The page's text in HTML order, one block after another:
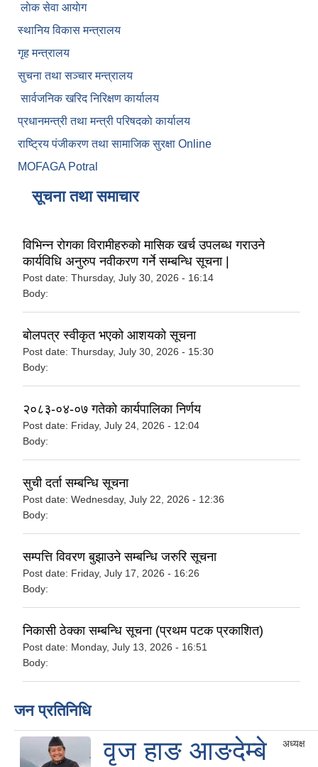
लाेक सेवा आयाेग
स्थानिय विकास मन्त्रालय
गृह मन्त्रालय
सुचना तथा सञ्चार मन्त्रालय
सार्वजनिक खरिद निरिक्षण कार्यालय
प्रधानमन्त्री तथा मन्त्री परिषदकाे कार्यालय
राष्ट्रिय पंजीकरण तथा सामाजिक सुरक्षा Online
MOFAGA Potral
सूचना तथा समाचार
विभिन्न रोगका विरामीहरुको मासिक खर्च उपलब्ध गराउने
कार्यविधि अनुरुप नवीकरण गर्ने सम्बन्धि सूचना |
Post date: Thursday, July 30, 2026 - 16:14
Body:
बोलपत्र स्वीकृत भएको आशयको सूचना
Post date: Thursday, July 30, 2026 - 15:30
Body:
२०८३-०४-०७ गतेको कार्यपालिका निर्णय
Post date: Friday, July 24, 2026 - 12:04
Body:
सुची दर्ता सम्बन्धि सूचना
Post date: Wednesday, July 22, 2026 - 12:36
Body:
सम्पत्ति विवरण बुझाउने सम्बन्धि जरुरि सूचना
Post date: Friday, July 17, 2026 - 16:26
Body:
निकासी ठेक्का सम्बन्धि सूचना (प्रथम पटक प्रकाशित)
Post date: Monday, July 13, 2026 - 16:51
Body:
जन प्रतिनिधि
वृज हाङ आङदेम्बे अध्यक्ष